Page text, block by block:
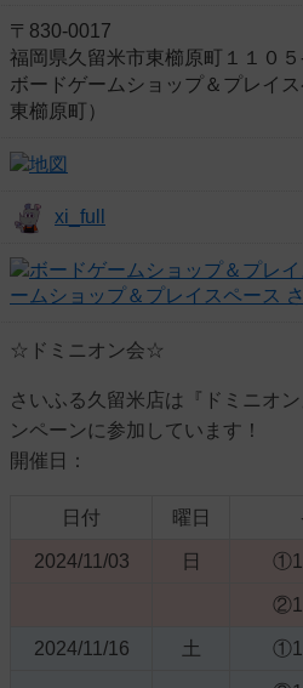
〒830-0017
福岡県久留米市東櫛原町１１０
ボードゲームショップ＆プレイ
東櫛原町）
xi_full
ームショップ＆プレイスペース
☆ドミニオン会☆
さいふる久留米店は『ドミニオ
ンペーンに参加しています！
開催日：
日付 曜日
2024/11/03 日
2024/11/16 土